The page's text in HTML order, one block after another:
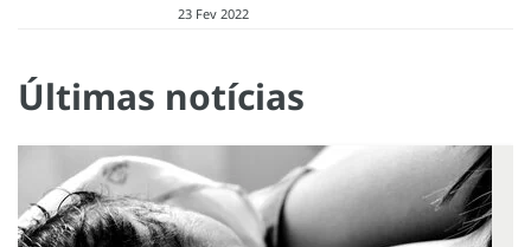
23 Fev 2022
Últimas notícias